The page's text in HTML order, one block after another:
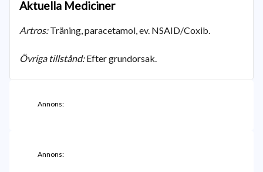
Aktuella Mediciner
Artros:Träning, paracetamol, ev. NSAID/Coxib.
Övriga tillstånd:Efter grundorsak.
Annons:
Annons: